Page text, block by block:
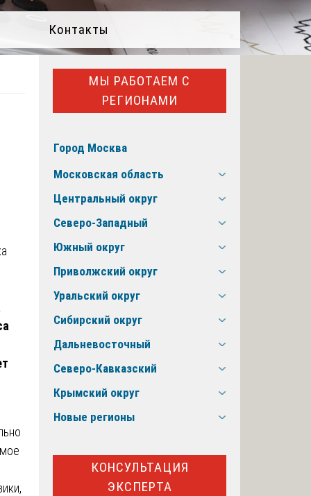
Контакты
МЫ РАБОТАЕМ С
РЕГИОНАМИ
Город Москва
Московская область
Центральный округ
Северо-Западный
Южный округ
Приволжский округ
Уральский округ
Сибирский округ
Дальневосточный
Северо-Кавказский
Крымский округ
Новые регионы
КОНСУЛЬТАЦИЯ
ЭКСПЕРТА